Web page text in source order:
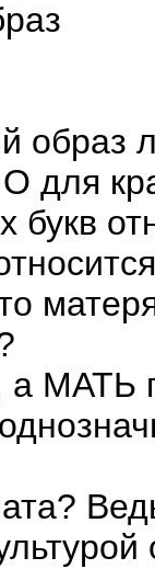
образ
для
букв
МАТЬ